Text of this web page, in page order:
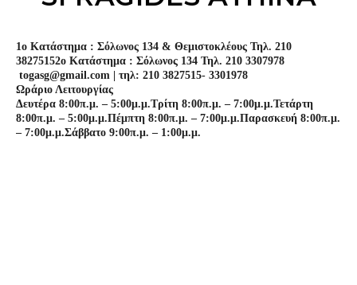
1o Κατάστημα : Σόλωνος 134 & Θεμιστοκλέους Τηλ. 210
38275152o Κατάστημα : Σόλωνος 134 Τηλ. 210 3307978
togasg@gmail.com | τηλ: 210 3827515- 3301978
Ωράριο Λειτουργίας
Δευτέρα 8:00π.μ. – 5:00μ.μ.Τρίτη 8:00π.μ. – 7:00μ.μ.Τετάρτη
8:00π.μ. – 5:00μ.μ.Πέμπτη 8:00π.μ. – 7:00μ.μ.Παρασκευή 8:00π.μ.
– 7:00μ.μ.Σάββατο 9:00π.μ. – 1:00μ.μ.